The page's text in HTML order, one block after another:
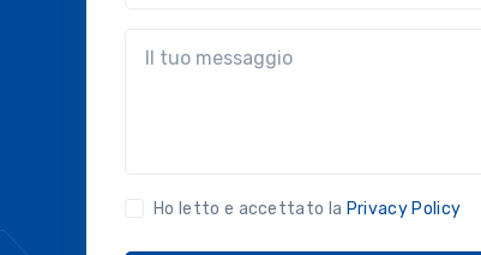
Ho letto e accettato la Privacy Policy